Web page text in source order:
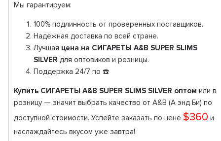
Мы гарантируем:
100% подлинность от проверенных поставщиков.
Надёжная доставка по всей стране.
Лучшая цена на СИГАРЕТЫ A&B SUPER SLIMS
SILVER для оптовиков и розницы.
Поддержка 24/7 по ☎️
Купить СИГАРЕТЫ A&B SUPER SLIMS SILVER оптом или в
розницу — значит выбрать качество от A&B (А энд Би) по
доступной стоимости. Успейте заказать по цене $360 и
наслаждайтесь вкусом уже завтра!